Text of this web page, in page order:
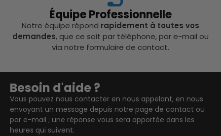
Équipe Professionnelle
Notre équipe répond rapidement à toutes vos
demandes, que ce soit par téléphone, par e-mail ou
via notre formulaire de contact.
Besoin d'aide ?
Vous pouvez nous contacter en nous appelant, en nous
envoyant un message depuis notre page de contact ou
par e-mail ; une réponse vous sera apportée dans les
heures qui suivent.